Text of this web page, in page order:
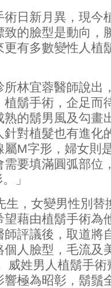
術日新月異，現今
致的臉型是動向，
更有多數變性人植
所林宜蓉醫師說出
植鬍手術，企足而
熟的鬍男風及勾畫
針對植髮也有進化
屬M字形，婦女則
需要填滿圓弧部位
」
生，女變男性別替
望藉由植鬍手術為
師評議後，取道將
個人臉型，毛流及
威姓男人植鬍手
響極為昭彰，鬍鬚